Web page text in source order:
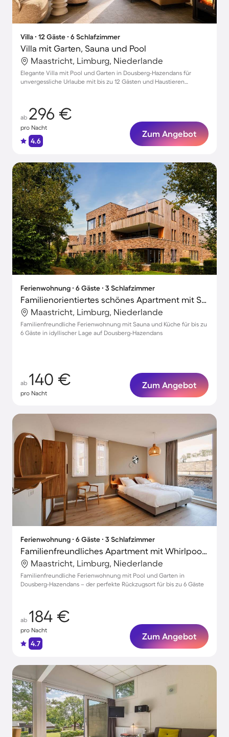
Villa ∙ 12 Gäste ∙ 6 Schlafzimmer
Villa mit Garten, Sauna und Pool
Maastricht, Limburg, Niederlande
Elegante Villa mit Pool und Garten in Dousberg-Hazendans für
unvergessliche Urlaube mit bis zu 12 Gästen und Haustieren
ab 296 €
pro Nacht
4.6
Zum Angebot
Ferienwohnung ∙ 6 Gäste ∙ 3 Schlafzimmer
Familienorientiertes schönes Apartment mit Sauna, Grill und Whirlpool
Maastricht, Limburg, Niederlande
Familienfreundliche Ferienwohnung mit Sauna und Küche für bis zu
6 Gäste in idyllischer Lage auf Dousberg-Hazendans
ab 140 €
pro Nacht
Zum Angebot
Ferienwohnung ∙ 6 Gäste ∙ 3 Schlafzimmer
Familienfreundliches Apartment mit Whirlpool, Terrasse und Garten | Haustiere sind willkommen
Maastricht, Limburg, Niederlande
Familienfreundliche Ferienwohnung mit Pool und Garten in
Dousberg-Hazendans – der perfekte Rückzugsort für bis zu 6 Gäste
ab 184 €
pro Nacht
4.7
Zum Angebot